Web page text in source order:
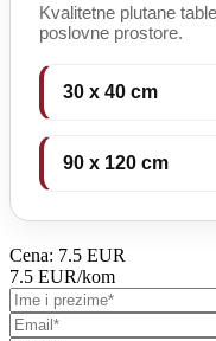
Kvalitetne plutane
poslovne prostore.
30 x 40 cm
90 x 120 cm
Cena: 7.5 EUR
7.5 EUR/kom